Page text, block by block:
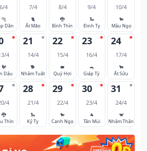
6/4
🐅
Dần
7/4
🐈
Ất Mão
8/4
🐉
Bính Thìn
9/4
🐍
Đinh Tỵ
10/4
🐎
Mậu Ngọ
4
🐓
Dậu
21
14/4
🐕
Nhâm Tuất
22
15/4
🐖
Quý Hợi
23
16/4
🐀
Giáp Tý
24
17/4
🐂
Ất Sửu
4
🐉
Thìn
28
21/4
🐍
Kỷ Tỵ
29
22/4
🐎
Canh Ngọ
30
23/4
🐐
Tân Mùi
31
24/4
🐒
Nhâm Thân